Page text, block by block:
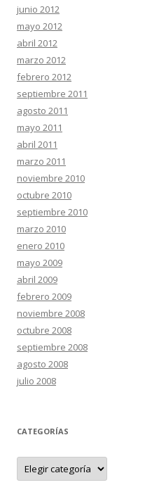
junio 2012
mayo 2012
abril 2012
marzo 2012
febrero 2012
septiembre 2011
agosto 2011
mayo 2011
abril 2011
marzo 2011
noviembre 2010
octubre 2010
septiembre 2010
marzo 2010
enero 2010
mayo 2009
abril 2009
febrero 2009
noviembre 2008
octubre 2008
septiembre 2008
agosto 2008
julio 2008
CATEGORÍAS
C
t